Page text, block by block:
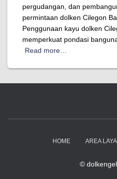
pergudangan, dan
permintaan dolken Cilegon
Penggunaan kayu dolken
memperkuat pondasi
Read more…
HOME AREA
©